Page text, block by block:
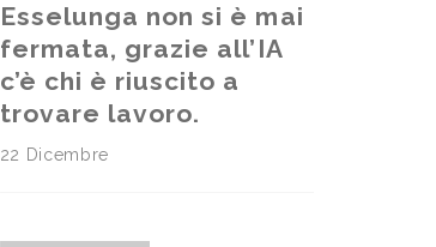
Esselunga non si è mai
fermata, grazie all’IA
c’è chi è riuscito a
trovare lavoro.
22 Dicembre